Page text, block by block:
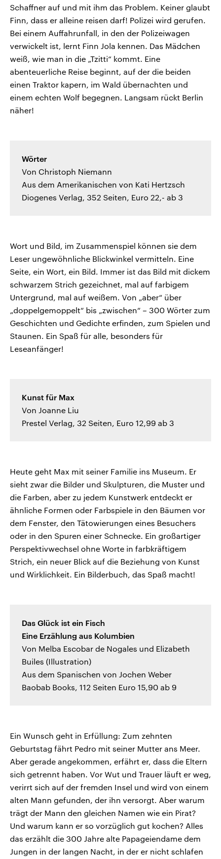
Schaffner auf und mit ihm das Problem. Keiner glaubt
Finn, dass er alleine reisen darf! Polizei wird gerufen.
Bei einem Auffahrunfall, in den der Polizeiwagen
verwickelt ist, lernt Finn Jola kennen. Das Mädchen
weiß, wie man in die „Tzitti“ kommt. Eine
abenteuerliche Reise beginnt, auf der die beiden
einen Traktor kapern, im Wald übernachten und
einem echten Wolf begegnen. Langsam rückt Berlin
näher!
Wörter
Von Christoph Niemann
Aus dem Amerikanischen von Kati Hertzsch
Diogenes Verlag, 352 Seiten, Euro 22,- ab 3
Wort und Bild, im Zusammenspiel können sie dem
Leser ungewöhnliche Blickwinkel vermitteln. Eine
Seite, ein Wort, ein Bild. Immer ist das Bild mit dickem
schwarzem Strich gezeichnet, mal auf farbigem
Untergrund, mal auf weißem. Von „aber“ über
„doppelgemoppelt“ bis „zwischen“ – 300 Wörter zum
Geschichten und Gedichte erfinden, zum Spielen und
Staunen. Ein Spaß für alle, besonders für
Leseanfänger!
Kunst für Max
Von Joanne Liu
Prestel Verlag, 32 Seiten, Euro 12,99 ab 3
Heute geht Max mit seiner Familie ins Museum. Er
sieht zwar die Bilder und Skulpturen, die Muster und
die Farben, aber zu jedem Kunstwerk entdeckt er
ähnliche Formen oder Farbspiele in den Bäumen vor
dem Fenster, den Tätowierungen eines Besuchers
oder in den Spuren einer Schnecke. Ein großartiger
Perspektivwechsel ohne Worte in farbkräftigem
Strich, ein neuer Blick auf die Beziehung von Kunst
und Wirklichkeit. Ein Bilderbuch, das Spaß macht!
Das Glück ist ein Fisch
Eine Erzählung aus Kolumbien
Von Melba Escobar de Nogales und Elizabeth
Builes (Illustration)
Aus dem Spanischen von Jochen Weber
Baobab Books, 112 Seiten Euro 15,90 ab 9
Ein Wunsch geht in Erfüllung: Zum zehnten
Geburtstag fährt Pedro mit seiner Mutter ans Meer.
Aber gerade angekommen, erfährt er, dass die Eltern
sich getrennt haben. Vor Wut und Trauer läuft er weg,
verirrt sich auf der fremden Insel und wird von einem
alten Mann gefunden, der ihn versorgt. Aber warum
trägt der Mann den gleichen Namen wie ein Pirat?
Und warum kann er so vorzüglich gut kochen? Alles
das erzählt die 300 Jahre alte Papageiendame dem
Jungen in der langen Nacht, in der er nicht schlafen